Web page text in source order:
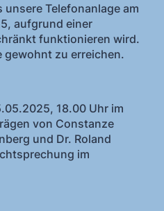
Telefonanlage am
aufgrund einer
funktionieren wird.
gewohnt zu erreichen.
18.00 Uhr im
von Constanze
und Dr. Roland
im